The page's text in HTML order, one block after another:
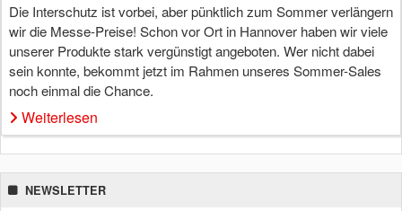
Die Interschutz ist vorbei, aber pünktlich zum Sommer verlängern
wir die Messe-Preise! Schon vor Ort in Hannover haben wir viele
unserer Produkte stark vergünstigt angeboten. Wer nicht dabei
sein konnte, bekommt jetzt im Rahmen unseres Sommer-Sales
noch einmal die Chance.
Weiterlesen
NEWSLETTER